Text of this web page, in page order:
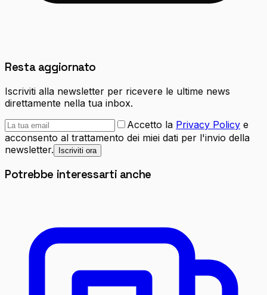
Resta aggiornato
Iscriviti alla newsletter per ricevere le ultime news
direttamente nella tua inbox.
Accetto la Privacy Policy e
acconsento al trattamento dei miei dati per l'invio della
newsletter.
Iscriviti ora
Potrebbe interessarti anche